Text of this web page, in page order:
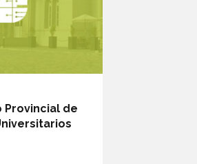
Provincial de